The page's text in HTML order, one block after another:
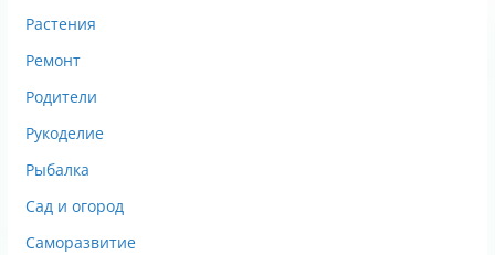
Растения
Ремонт
Родители
Рукоделие
Рыбалка
Сад и огород
Саморазвитие